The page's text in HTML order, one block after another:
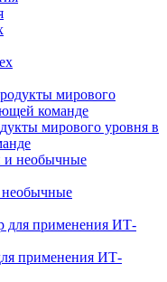
мирового уровня в
применения ИТ-